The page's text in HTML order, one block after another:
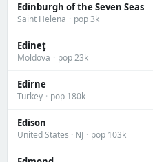
Edinburgh of the Seven Seas
Saint Helena · pop 3k
Edineţ
Moldova · pop 23k
Edirne
Turkey · pop 180k
Edison
United States · NJ · pop 103k